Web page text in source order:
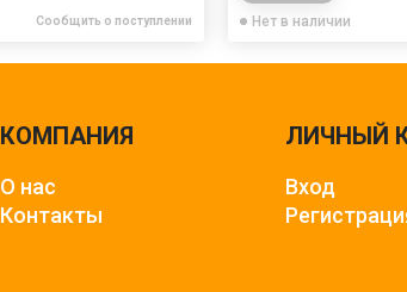
Сообщить о поступлении Нет в наличии
КОМПАНИЯ
О нас
Контакты
ЛИЧНЫЙ
Вход